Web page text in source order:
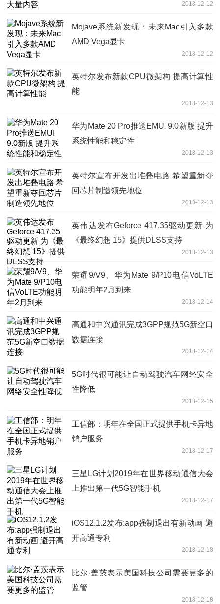
2018-12-12
Mojave系统新发现：未来Mac引入多款
AMD Vega显卡
2018-12-12
英特尔发布新款CPU微架构 提高计算性
能
2018-12-13
华为Mate 20 Pro推送EMUI 9.0新版 提升
系统性能和稳定性
2018-12-13
英特尔宣布开发出堆叠电路 希望重新夺
回芯片制造领先地位
2018-12-13
英伟达发布Geforce 417.35驱动更新 为
《最终幻想 15》提供DLSS支持
2018-12-13
荣耀9/V9、华为Mate 9/P10电信VoLTE
功能明年2月到来
2018-12-14
高通和中兴通讯完成3GPP规范5G新空口
数据连接
2018-12-14
5G时代很可能让自动驾驶汽车网络安全
性降低
2018-12-15
工信部：明年在全国正式提供手机卡异地
销户服务
2018-12-17
三星LG计划2019年在世界移动通信大会
上推出第一代5G智能手机
2018-12-17
iOS12.1.2发布:app强制退出有新动画 避
开高通专利
2018-12-18
比尔·盖茨表示美国科技公司需要更多的
监管
2018-12-18